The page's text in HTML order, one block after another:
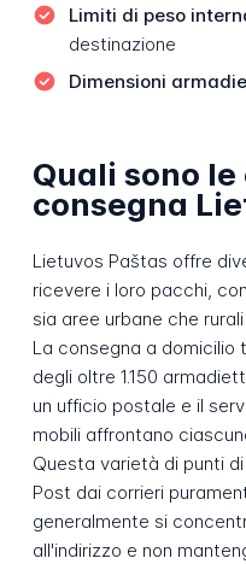
Limiti di peso
destinazione
Dimensioni
Quali sono
consegna
Lietuvos Paštas offre
ricevere i loro pacchi,
sia aree urbane che
La consegna a domicilio
degli oltre 1.150
un ufficio postale e il
mobili affrontano
Questa varietà di punti
Post dai corrieri
generalmente si
all'indirizzo e non